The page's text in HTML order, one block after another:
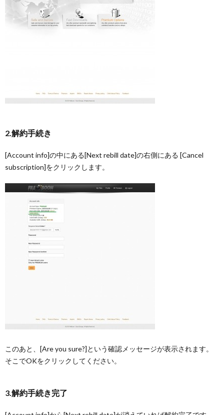
2.解約手続き
[Account info]の中にある[Next rebill date]の右側にある [Cancel
subscription]をクリックします。
このあと、[Are you sure?]という確認メッセージが表示されます。
そこでOKをクリックしてください。
3.解約手続き完了